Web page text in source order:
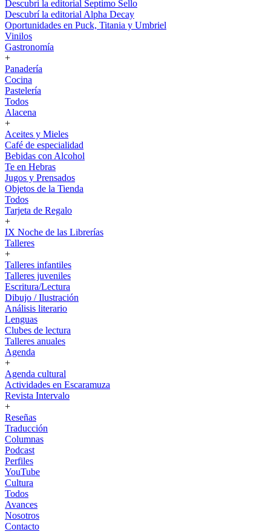
Descubri la editorial Septimo Sello
Descubrí la editorial Alpha Decay
Oportunidades en Puck, Titania y Umbriel
Vinilos
Gastronomía
+
Panadería
Cocina
Pastelería
Todos
Alacena
+
Aceites y Mieles
Café de especialidad
Bebidas con Alcohol
Te en Hebras
Jugos y Prensados
Objetos de la Tienda
Todos
Tarjeta de Regalo
+
IX Noche de las Librerías
Talleres
+
Talleres infantiles
Talleres juveniles
Escritura/Lectura
Dibujo / Ilustración
Análisis literario
Lenguas
Clubes de lectura
Talleres anuales
Agenda
+
Agenda cultural
Actividades en Escaramuza
Revista Intervalo
+
Reseñas
Traducción
Columnas
Podcast
Perfiles
YouTube
Cultura
Todos
Avances
Nosotros
Contacto